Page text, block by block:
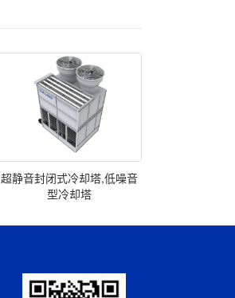
超静音封闭式冷却塔,低噪音
型冷却塔